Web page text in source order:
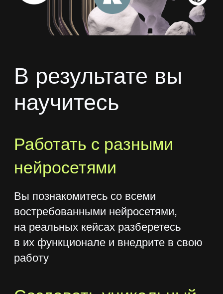
Азбука Вкуса, Lerna.
Создает и внедряет ИИ-решения:
прогнозирование продаж,
корпоративных презентаций.
Преподаватель GeekBrains и Lerna,
автор курсов по нейросетям
и digital-маркетингу.
Эксперт по внедрению ИИ в бизнес
с опытом более 2,5 лет, автор
образовательных курсов
и предприниматель.